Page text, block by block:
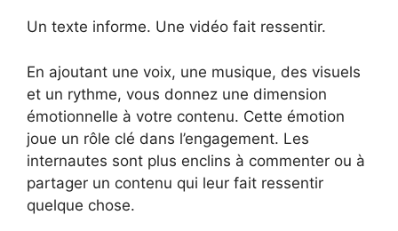
Un texte informe. Une vidéo fait ressentir.
En ajoutant une voix, une musique, des visuels
et un rythme, vous donnez une dimension
émotionnelle à votre contenu. Cette émotion
joue un rôle clé dans l’engagement. Les
internautes sont plus enclins à commenter ou à
partager un contenu qui leur fait ressentir
quelque chose.